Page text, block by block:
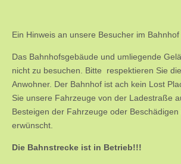
Ein Hinweis an unsere Besucher im
Das Bahnhofsgebäude und umliegende
nicht zu besuchen. Bitte respektieren Sie
Anwohner. Der Bahnhof ist ach kein Lost
Sie unsere Fahrzeuge von der Ladestraße
Besteigen der Fahrzeuge oder
erwünscht.
Die Bahnstrecke ist in Betrieb!!!